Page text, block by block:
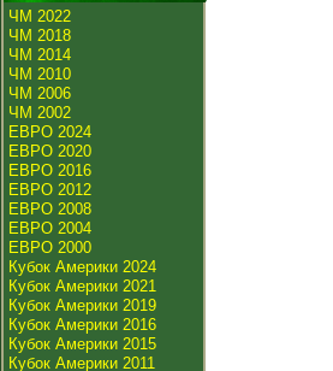
ЧМ 2022
ЧМ 2018
ЧМ 2014
ЧМ 2010
ЧМ 2006
ЧМ 2002
ЕВРО 2024
ЕВРО 2020
ЕВРО 2016
ЕВРО 2012
ЕВРО 2008
ЕВРО 2004
ЕВРО 2000
Кубок Америки 2024
Кубок Америки 2021
Кубок Америки 2019
Кубок Америки 2016
Кубок Америки 2015
Кубок Америки 2011